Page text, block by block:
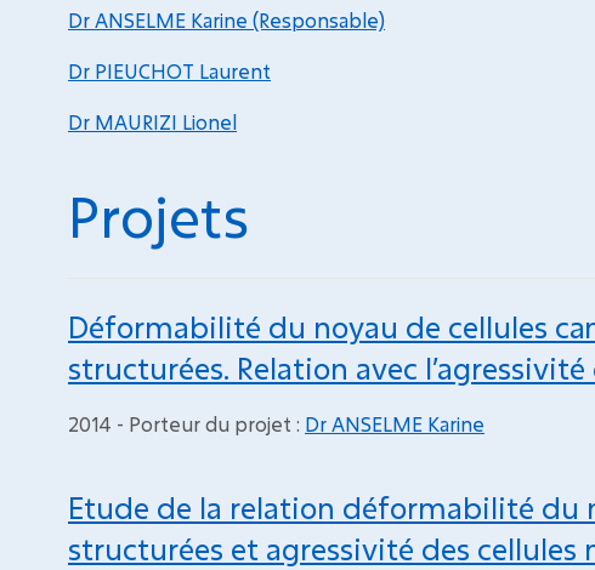
Dr ANSELME Karine (Responsable)
Dr PIEUCHOT Laurent
Dr MAURIZI Lionel
Projets
Déformabilité du noyau de cellules
structurées. Relation avec
2014 - Porteur du projet : Dr ANSELME Karine
Etude de la relation déformabilité du
structurées et agressivité des